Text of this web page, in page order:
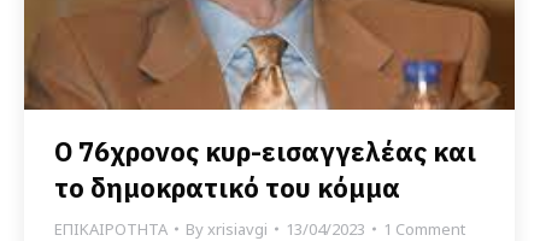
Ο 76χρονος κυρ-εισαγγελέας και
το δημοκρατικό του κόμμα
ΕΠΙΚΑΙΡΟΤΗΤΑ Byxrisiavgi 13/04/2023 1 Comment